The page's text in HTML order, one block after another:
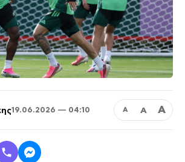
19.06.2026 — 04:10 Α Α Α